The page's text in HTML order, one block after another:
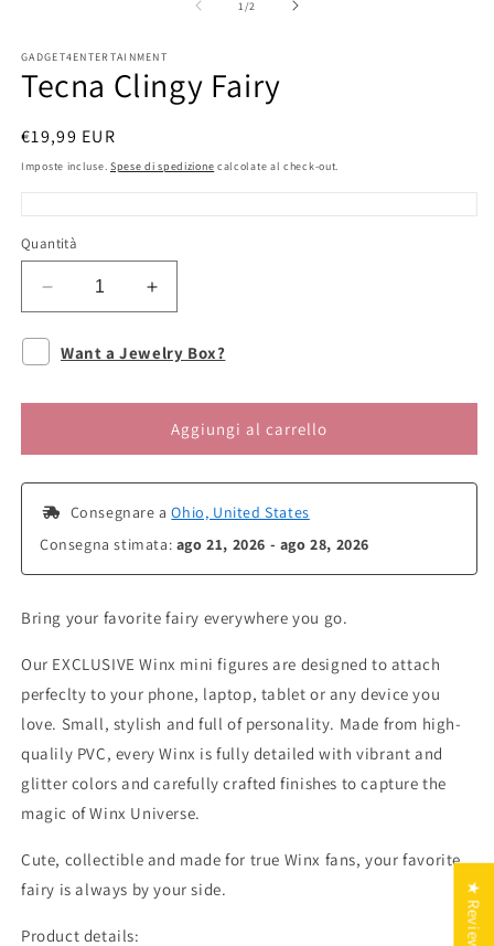
finestra
1 /su2
GADGET4ENTERTAINMENT
Tecna Clingy Fairy
Prezzo
di
listino
€19,99 EUR
Imposte incluse. Spese di spedizione calcolate al check-out.
Quantità
Diminuisci
quantità
per
Tecna
Aumenta
quantità
per
Tecna
Want a Jewelry Box?
Aggiungi al carrello
Consegnare a Ohio, United States
Consegna stimata: ago 21, 2026 - ago 28, 2026
Bring your favorite fairy everywhere you go.
Our EXCLUSIVE Winx mini figures are designed to attach
perfeclty to your phone, laptop, tablet or any device you
love. Small, stylish and full of personality. Made from high-
qualily PVC, every Winx is fully detailed with vibrant and
glitter colors and carefully crafted finishes to capture the
magic of Winx Universe.
Cute, collectible and made for true Winx fans, your favorite
fairy is always by your side.
Product details:
★ Reviews